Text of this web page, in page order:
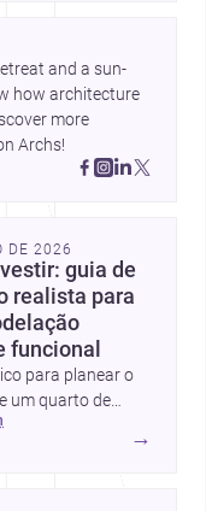
and a sun-
how architecture
more
Archs!
DE 2026
guia de
realista para
funcional
para planear o
um quarto de
com
→